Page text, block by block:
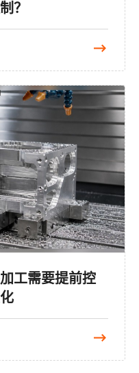
？
工需要提前控